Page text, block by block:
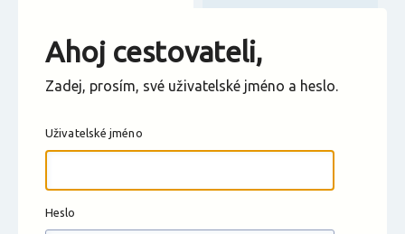
Změnit měnu
Ahoj cestovateli,
Zadej, prosím, své uživatelské jméno a heslo.
Uživatelské jméno
Heslo